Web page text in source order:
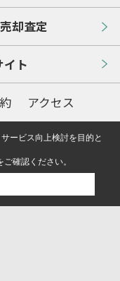
却査定
イト
アクセス
ービス向上検討を目的と
ご確認ください。